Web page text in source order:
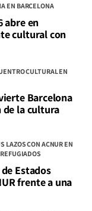
EN BARCELONA
abre en
cultural con
CULTURAL EN
Barcelona
de la cultura
LAZOS CON ACNUR EN
Estados
frente a una